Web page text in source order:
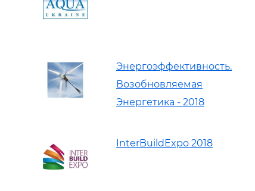
Энергоэффективность.
Возобновляемая
Энергетика - 2018
InterBuildExpo 2018